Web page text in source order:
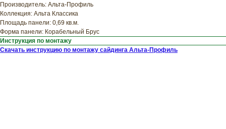
Производитель: Альта-Профиль
Коллекция: Альта Классика
Площадь панели: 0,69 кв.м.
Форма панели: Корабельный Брус
Инструкция по монтажу
Скачать инструкцию по монтажу сайдинга Альта-Профиль